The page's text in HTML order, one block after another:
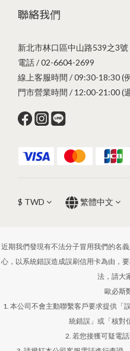
聯絡我們
新北市林口區中山路539之3號
電話 / 02-6604-2699
線上客服時間 / 09:30-18:30 (
門市營業時間 / 12:00-21:00 (
$ TWD 繁體中文
近期我們發現有不法分子冒用我們的名
心，以系統錯誤造成誤刷信用卡為由，
法，請大
歐必斯
1. 本公司不會主動聯繫客戶要求提供「
統錯誤」或「核對
2. 若您接獲可疑電